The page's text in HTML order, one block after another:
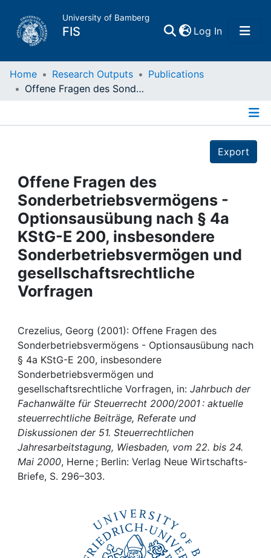
University of Bamberg
FIS Log In(current)
Home
Projects
People
Institutions
Awards
My FIS
Help
Home Research Outputs
Publications
Offene Fragen des Sonderbetriebsvermögens - Optionsausübung nach § 4a KStG-E 200, insbesondere Sonderbetriebsvermögen und gesellschaftsrechtliche Vorfragen
Export
Offene Fragen des
Sonderbetriebsvermögens -
Optionsausübung nach § 4a
KStG-E 200, insbesondere
Sonderbetriebsvermögen und
gesellschaftsrechtliche
Vorfragen
Crezelius, Georg (2001): Offene Fragen des
Sonderbetriebsvermögens - Optionsausübung nach
§ 4a KStG-E 200, insbesondere
Sonderbetriebsvermögen und
gesellschaftsrechtliche Vorfragen, in: Jahrbuch der
Fachanwälte für Steuerrecht 2000/2001 : aktuelle
steuerrechtliche Beiträge, Referate und
Diskussionen der 51. Steuerrechtlichen
Jahresarbeitstagung, Wiesbaden, vom 22. bis 24.
Mai 2000, Herne ; Berlin: Verlag Neue Wirtschafts-
Briefe, S. 296–303.